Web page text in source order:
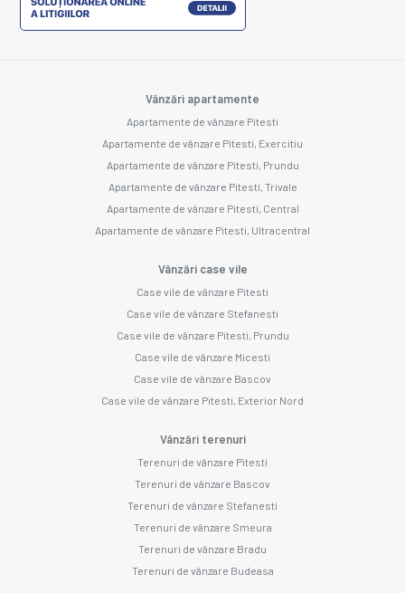
Vânzări apartamente
Apartamente de vânzare Pitesti
Apartamente de vânzare Pitesti, Exercitiu
Apartamente de vânzare Pitesti, Prundu
Apartamente de vânzare Pitesti, Trivale
Apartamente de vânzare Pitesti, Central
Apartamente de vânzare Pitesti, Ultracentral
Vânzări case vile
Case vile de vânzare Pitesti
Case vile de vânzare Stefanesti
Case vile de vânzare Pitesti, Prundu
Case vile de vânzare Micesti
Case vile de vânzare Bascov
Case vile de vânzare Pitesti, Exterior Nord
Vânzări terenuri
Terenuri de vânzare Pitesti
Terenuri de vânzare Bascov
Terenuri de vânzare Stefanesti
Terenuri de vânzare Smeura
Terenuri de vânzare Bradu
Terenuri de vânzare Budeasa